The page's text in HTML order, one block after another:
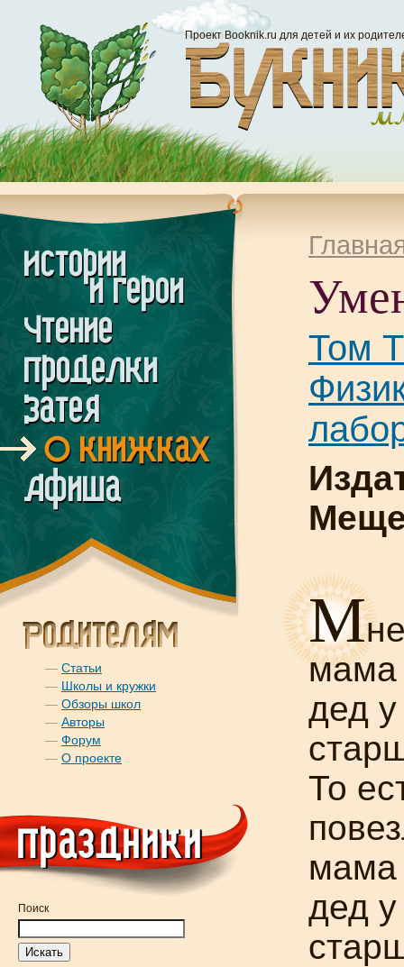
Проект Booknik.ru для детей и их
— Статьи
— Школы и кружки
— Обзоры школ
— Авторы
— Форум
— О проекте
Поиск
Том
М
мама
дед
То
дед